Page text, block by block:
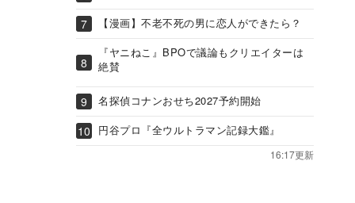
【漫画】不老不死の男に恋人ができたら？
『ヤニねこ』BPOで議論もクリエイターは
絶賛
名探偵コナンおせち2027予約開始
円谷プロ『全ウルトラマン記録大鑑』
16:17更新